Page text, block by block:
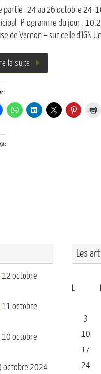
partie : 24 au 26 octobre 24-
Programme du jour :
de Vernon – sur celle d’IGN
la suite
:
:
12 octobre
11 octobre
10 octobre
octobre 2024
Les
L
3
10
17
24